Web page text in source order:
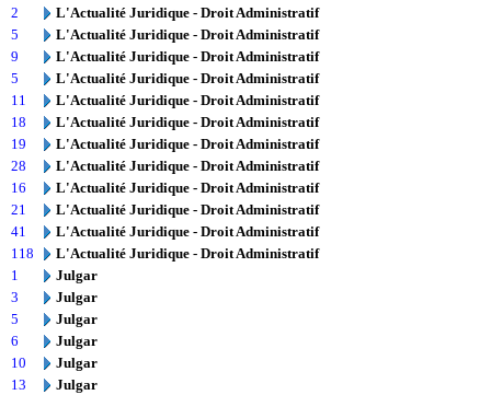
2
L'Actualité Juridique - Droit Administratif
5
L'Actualité Juridique - Droit Administratif
9
L'Actualité Juridique - Droit Administratif
5
L'Actualité Juridique - Droit Administratif
11
L'Actualité Juridique - Droit Administratif
18
L'Actualité Juridique - Droit Administratif
19
L'Actualité Juridique - Droit Administratif
28
L'Actualité Juridique - Droit Administratif
16
L'Actualité Juridique - Droit Administratif
21
L'Actualité Juridique - Droit Administratif
41
L'Actualité Juridique - Droit Administratif
118
L'Actualité Juridique - Droit Administratif
1
Julgar
3
Julgar
5
Julgar
6
Julgar
10
Julgar
13
Julgar